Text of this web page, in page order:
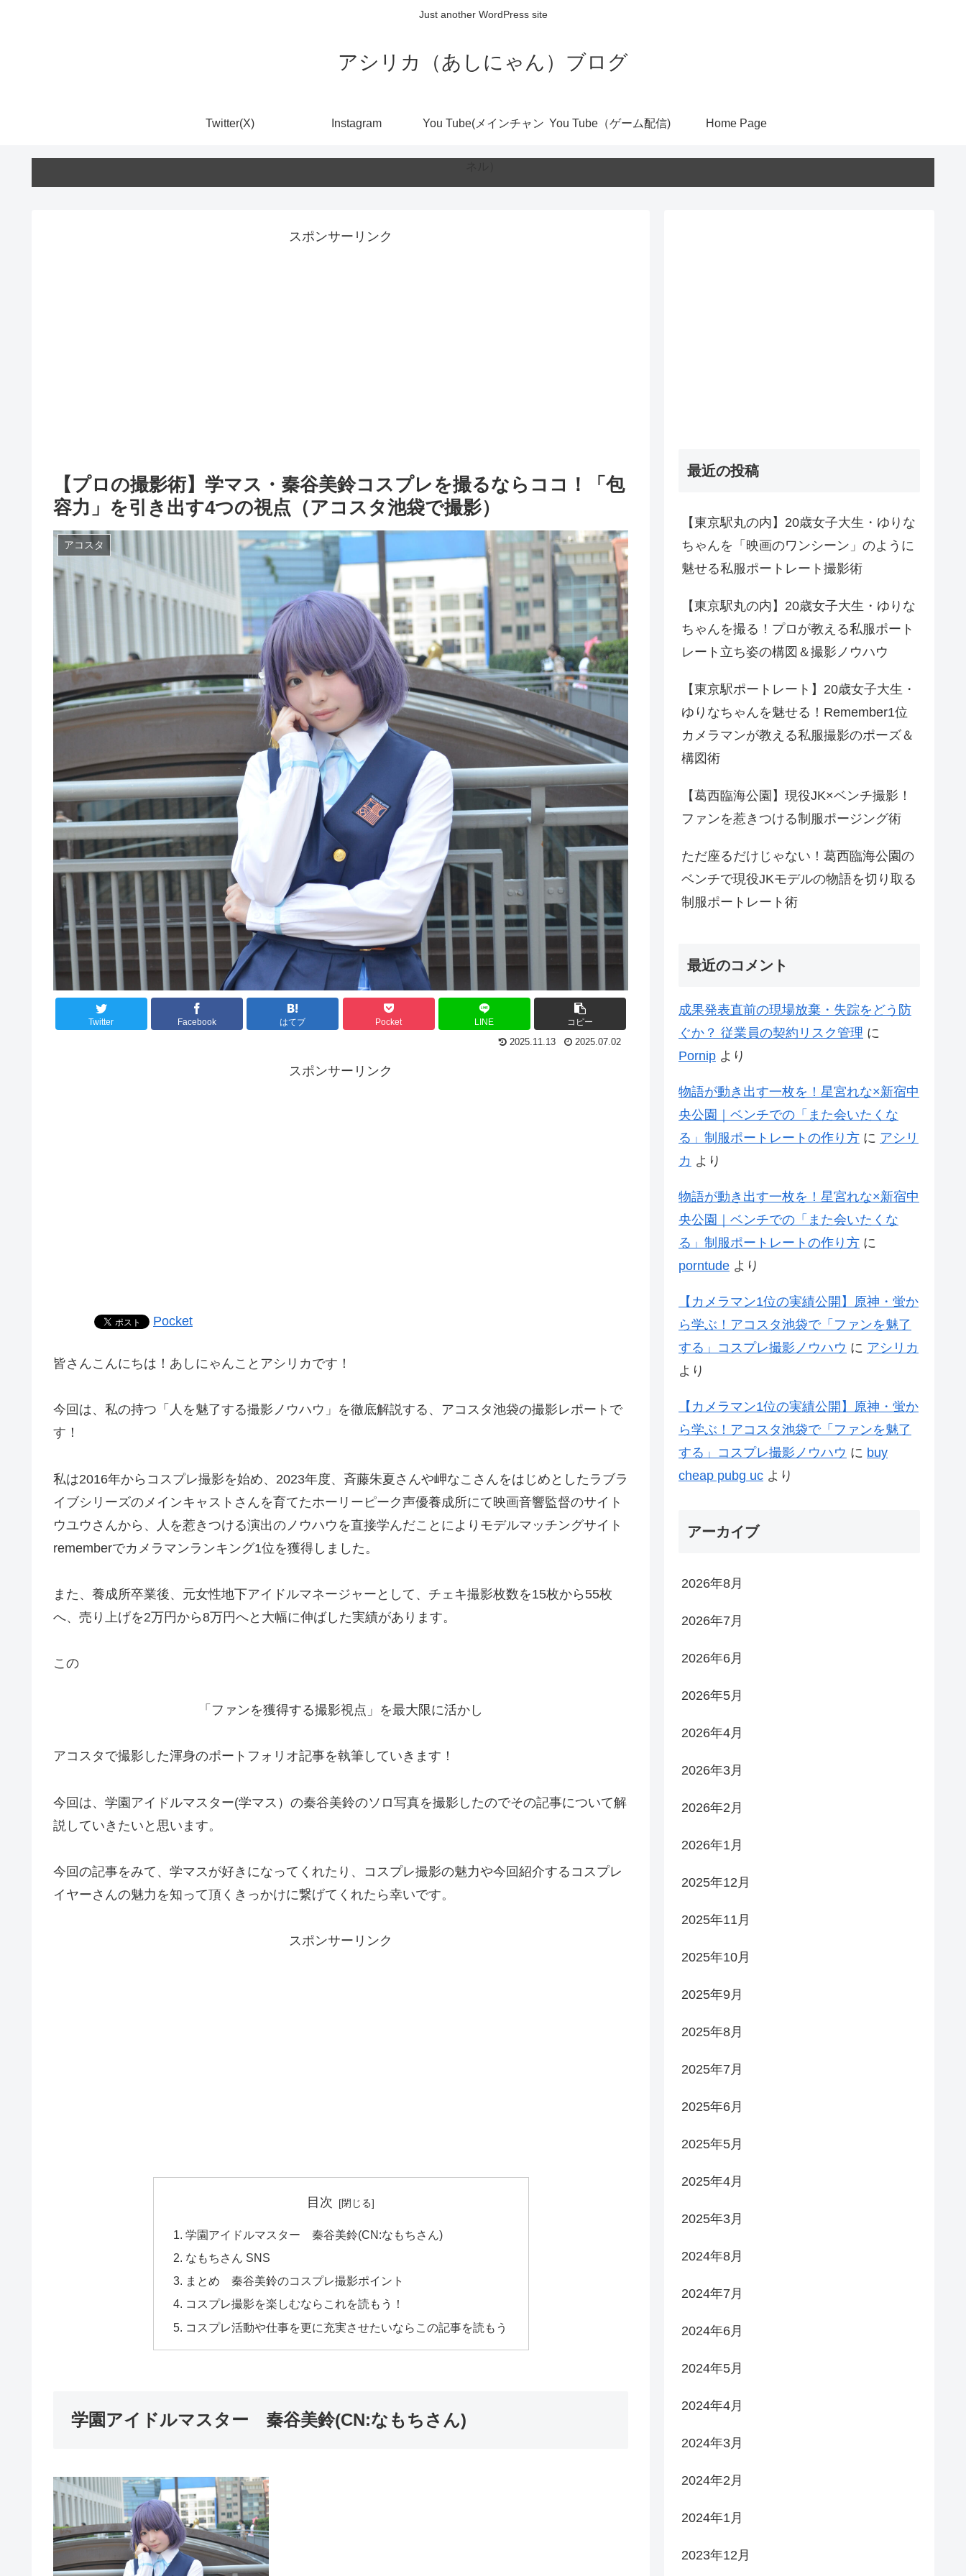
Just another WordPress site
アシリカ（あしにゃん）ブログ
Twitter(X) Instagram You Tube(メインチャン You Tube（ゲーム配信) Home Page
スポンサーリンク
【プロの撮影術】学マス・秦谷美鈴コスプレを撮るならココ！「包
容力」を引き出す4つの視点（アコスタ池袋で撮影）
アコスタ
Twitter Facebook はてブ Pocket LINE コピー
2025.11.13 2025.07.02
スポンサーリンク
Pocket
皆さんこんにちは！あしにゃんことアシリカです！
今回は、私の持つ「人を魅了する撮影ノウハウ」を徹底解説する、アコスタ池袋の撮影レポートで
す！
私は2016年からコスプレ撮影を始め、2023年度、斉藤朱夏さんや岬なこさんをはじめとしたラブラ
イブシリーズのメインキャストさんを育てたホーリーピーク声優養成所にて映画音響監督のサイト
ウユウさんから、人を惹きつける演出のノウハウを直接学んだことによりモデルマッチングサイト
rememberでカメラマンランキング1位を獲得しました。
また、養成所卒業後、元女性地下アイドルマネージャーとして、チェキ撮影枚数を15枚から55枚
へ、売り上げを2万円から8万円へと大幅に伸ばした実績があります。
この
「ファンを獲得する撮影視点」を最大限に活かし
アコスタで撮影した渾身のポートフォリオ記事を執筆していきます！
今回は、学園アイドルマスター(学マス）の秦谷美鈴のソロ写真を撮影したのでその記事について解
説していきたいと思います。
今回の記事をみて、学マスが好きになってくれたり、コスプレ撮影の魅力や今回紹介するコスプレ
イヤーさんの魅力を知って頂くきっかけに繋げてくれたら幸いです。
スポンサーリンク
目次
学園アイドルマスター 秦谷美鈴(CN:なもちさん)
なもちさん SNS
まとめ 秦谷美鈴のコスプレ撮影ポイント
コスプレ撮影を楽しむならこれを読もう！
コスプレ活動や仕事を更に充実させたいならこの記事を読もう
学園アイドルマスター 秦谷美鈴(CN:なもちさん)
最近の投稿
【東京駅丸の内】20歳女子大生・ゆりな
ちゃんを「映画のワンシーン」のように
魅せる私服ポートレート撮影術
【東京駅丸の内】20歳女子大生・ゆりな
ちゃんを撮る！プロが教える私服ポート
レート立ち姿の構図＆撮影ノウハウ
【東京駅ポートレート】20歳女子大生・
ゆりなちゃんを魅せる！Remember1位
カメラマンが教える私服撮影のポーズ＆
構図術
【葛西臨海公園】現役JK×ベンチ撮影！
ファンを惹きつける制服ポージング術
ただ座るだけじゃない！葛西臨海公園の
ベンチで現役JKモデルの物語を切り取る
制服ポートレート術
最近のコメント
成果発表直前の現場放棄・失踪をどう防
ぐか？ 従業員の契約リスク管理 に
Pornip より
物語が動き出す一枚を！星宮れな×新宿中
央公園｜ベンチでの「また会いたくな
る」制服ポートレートの作り方 に アシリ
カ より
物語が動き出す一枚を！星宮れな×新宿中
央公園｜ベンチでの「また会いたくな
る」制服ポートレートの作り方 に
porntude より
【カメラマン1位の実績公開】原神・蛍か
ら学ぶ！アコスタ池袋で「ファンを魅了
する」コスプレ撮影ノウハウ に アシリカ
より
【カメラマン1位の実績公開】原神・蛍か
ら学ぶ！アコスタ池袋で「ファンを魅了
する」コスプレ撮影ノウハウ に buy
cheap pubg uc より
アーカイブ
2026年8月
2026年7月
2026年6月
2026年5月
2026年4月
2026年3月
2026年2月
2026年1月
2025年12月
2025年11月
2025年10月
2025年9月
2025年8月
2025年7月
2025年6月
2025年5月
2025年4月
2025年3月
2024年8月
2024年7月
2024年6月
2024年5月
2024年4月
2024年3月
2024年2月
2024年1月
2023年12月